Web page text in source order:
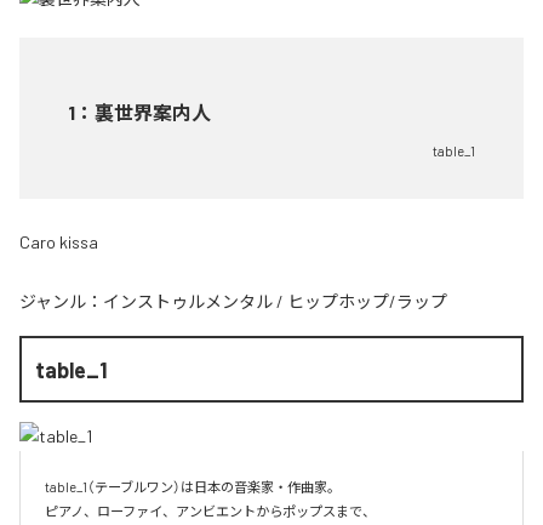
1 ： 裏世界案内人
table_1
Caro kissa
ジャンル： インストゥルメンタル / ヒップホップ/ラップ
table_1
table_1（テーブルワン）は日本の音楽家・作曲家。
ピアノ、ローファイ、アンビエントからポップスまで、